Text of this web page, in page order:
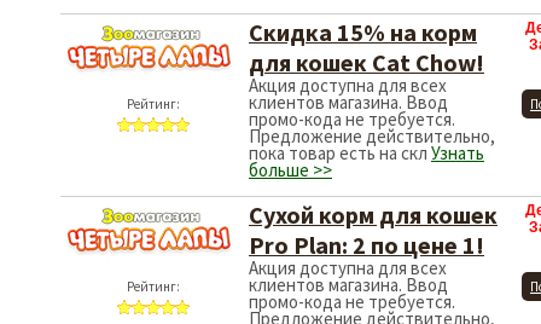
Рейтинг:
Скидка 15% на корм
для кошек Cat Chow!
Акция доступна для всех
клиентов магазина. Ввод
промо-кода не требуется.
Предложение действительно,
пока товар есть на скл Узнать
больше >>
Рейтинг:
Сухой корм для кошек
Pro Plan: 2 по цене 1!
Акция доступна для всех
клиентов магазина. Ввод
промо-кода не требуется.
Предложение действительно,